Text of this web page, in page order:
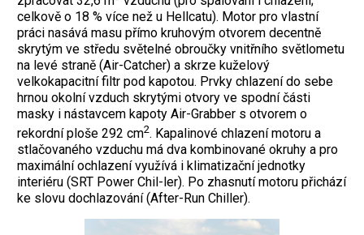
celkově o 18 % více než u Hellcatu). Motor pro vlastní
práci nasává masu přímo kruhovým otvorem decentně
skrytým ve středu světelné obroučky vnitřního světlometu
na levé straně (Air-Catcher) a skrze kuželový
velkokapacitní filtr pod kapotou. Prvky chlazení do sebe
hrnou okolní vzduch skrytými otvory ve spodní části
masky i nástavcem kapoty Air-Grabber s otvorem o
rekordní ploše 292 cm2. Kapalinové chlazení motoru a
stlačovaného vzduchu má dva kombinované okruhy a pro
maximální ochlazení využívá i klimatizační jednotky
interiéru (SRT Power Chil-ler). Po zhasnutí motoru přichází
ke slovu dochlazování (After-Run Chiller).